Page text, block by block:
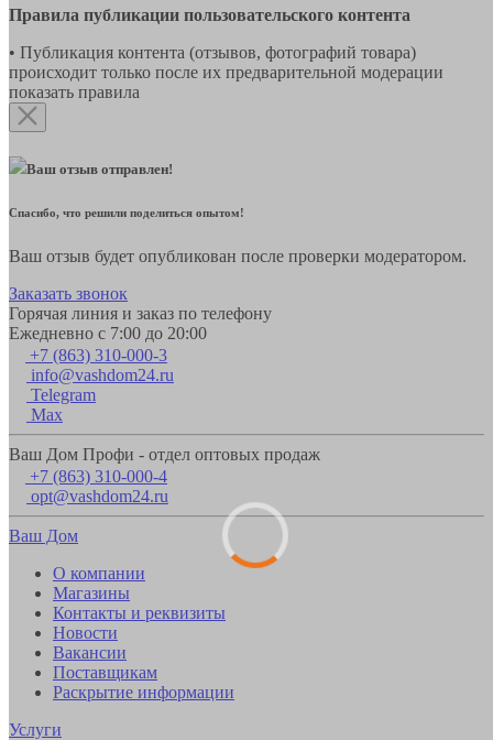
Правила публикации пользовательского контента
• Публикация контента (отзывов, фотографий товара)
происходит только после их предварительной модерации
показать правила
Ваш отзыв отправлен!
Спасибо, что решили поделиться опытом!
Ваш отзыв будет опубликован после проверки модератором.
Заказать звонок
Горячая линия и заказ по телефону
Ежедневно с 7:00 до 20:00
+7 (863) 310-000-3
info@vashdom24.ru
Telegram
Max
Ваш Дом Профи - отдел оптовых продаж
+7 (863) 310-000-4
opt@vashdom24.ru
Ваш Дом
О компании
Магазины
Контакты и реквизиты
Новости
Вакансии
Поставщикам
Раскрытие информации
Услуги